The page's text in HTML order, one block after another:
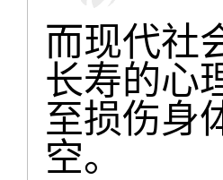
而现代社
长寿的心
至损伤身
空。